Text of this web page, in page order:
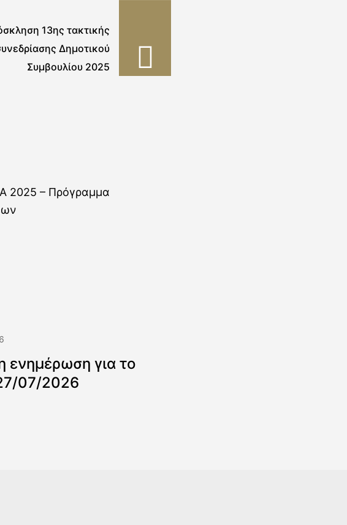
13ης τακτικής
Δημοτικού
Συμβουλίου 2025
ενημέρωση για το
07/2026